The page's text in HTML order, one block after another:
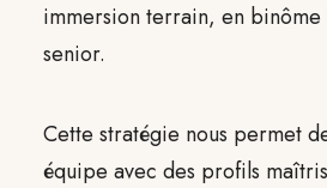
immersion terrain, en
senior.
Cette stratégie nous permet
équipe avec des profils